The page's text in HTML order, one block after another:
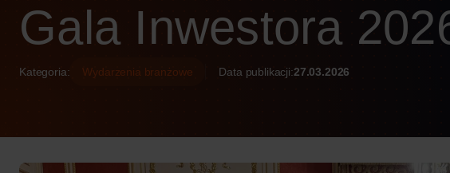
Gala Inwestora
Kategoria: Wydarzenia branżowe Data publikacji:27.03.2026